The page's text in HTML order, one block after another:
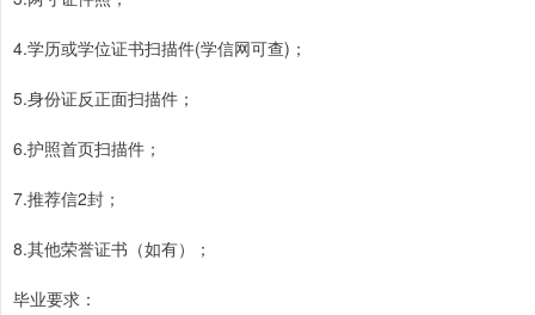
4.学历或学位证书扫描件(学信网可查)；
5.身份证反正面扫描件；
6.护照首页扫描件；
7.推荐信2封；
8.其他荣誉证书（如有）；
毕业要求：